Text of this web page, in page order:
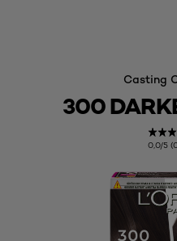
Casting
300
0,0/5